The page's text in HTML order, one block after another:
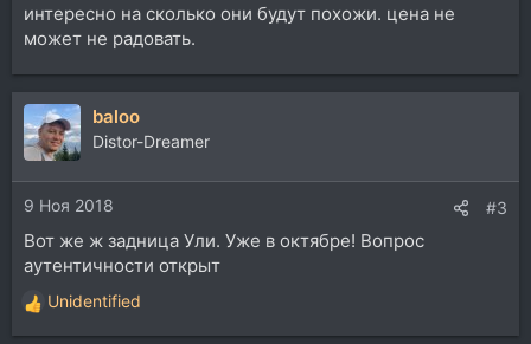
интересно на сколько они будут похожи. цена не
может не радовать.
baloo
Distor-Dreamer
9 Ноя 2018 #3
Вот же ж задница Ули. Уже в октябре! Вопрос
аутентичности открыт
Р
е
Unidentified